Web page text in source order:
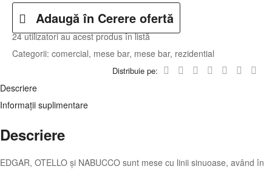
Adaugă în Cerere ofertă
24 utilizatoriau acest produs în listă
Categorii: comercial, mese bar, mese bar, rezidential
Distribuie pe:
Descriere
Informații suplimentare
Descriere
EDGAR, OTELLO și NABUCCO sunt mese cu linii sinuoase, având în